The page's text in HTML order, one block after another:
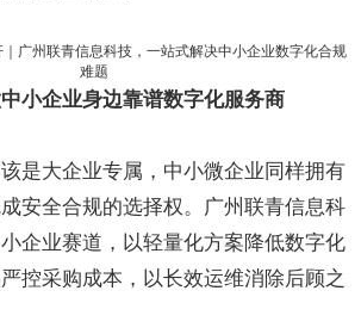
小企业身边靠谱数字化服务商
是大企业专属，中小微企业同样拥有
安全合规的选择权。广州联青信息科
企业赛道，以轻量化方案降低数字化
控采购成本，以长效运维消除后顾之